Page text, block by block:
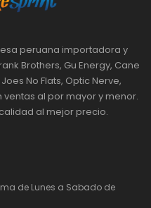
peruana importadora y
Brothers, Gu Energy, Cane
No Flats, Optic Nerve,
ventas al por mayor y menor.
al mejor precio.
de Lunes a Sabado de